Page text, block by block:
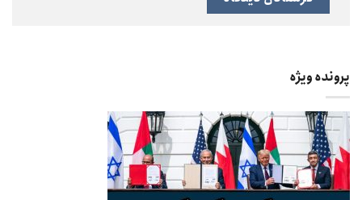
پرونده ویژه